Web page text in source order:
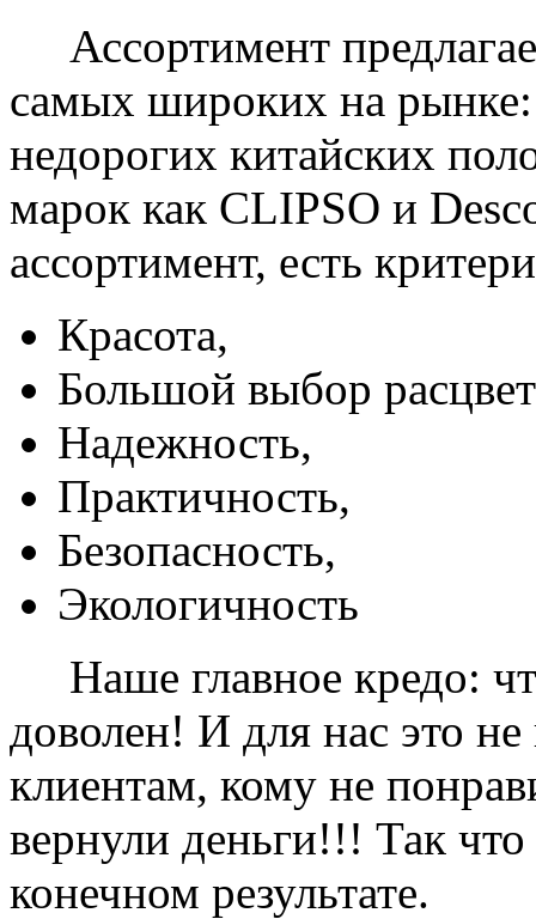
Ассортимент
самых широких на
недорогих китайских
марок как CLIPSO и
ассортимент, есть
Красота,
Большой выбор
Надежность,
Практичность,
Безопасность,
Экологичность
Наше главное кредо:
доволен! И для нас это
клиентам, кому не
вернули деньги!!! Так
конечном результате.